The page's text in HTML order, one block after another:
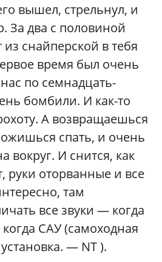
вышел, стрельнул, и
За два с половиной
снайперской в тебя
время был очень
по семнадцать-
бомбили. И как-то
А возвращаешься
спать, и очень
вокруг. И снится, как
руки оторванные и все
там
все звуки — когда
когда САУ (самоходная
— NT ).